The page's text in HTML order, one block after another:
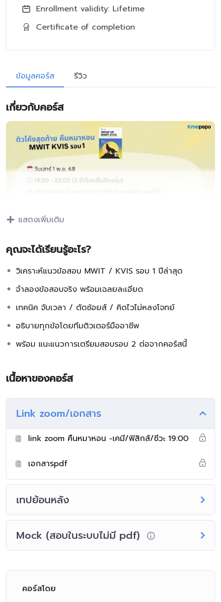
Enrollment validity: Lifetime
Certificate of completion
ข้อมูลคอร์ส รีวิว
เกี่ยวกับคอร์ส
แสดงเพิ่มเติม
คุณจะได้เรียนรู้อะไร?
วิเคราะห์แนวข้อสอบ MWIT / KVIS รอบ 1 ปีล่าสุด
จำลองข้อสอบจริง พร้อมเฉลยละเอียด
เทคนิค จับเวลา / ตัดช้อยส์ / คิดไวไม่หลงโจทย์
อธิบายทุกข้อโดยทีมติวเตอร์มืออาชีพ
พร้อม แนะแนวการเตรียมสอบรอบ 2 ต่อจากคอร์สนี้
เนื้อหาของคอร์ส
Link zoom/เอกสาร
link zoom คืนหมาหอน -เคมี/ฟิสิกส์/ชีวะ 19:00
เอกสารpdf
เทปย้อนหลัง
Mock (สอบในระบบไม่มี pdf)
คอร์สโดย